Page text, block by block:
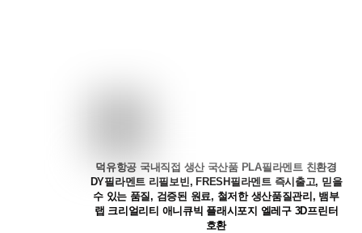
덕유항공 국내직접 생산 국산품 PLA필라멘트 친환경
DY필라멘트 리필보빈, FRESH필라멘트 즉시출고, 믿을
수 있는 품질, 검증된 원료, 철저한 생산품질관리, 뱀부
랩 크리얼리티 애니큐빅 플래시포지 엘레구 3D프린터
호환